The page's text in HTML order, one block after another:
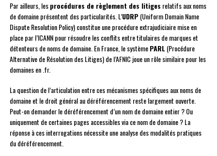
Par ailleurs, lesprocédures de règlement des litiges relatifs aux noms
de domaine présentent des particularités. L’UDRP (Uniform Domain Name
Dispute Resolution Policy) constitue une procédure extrajudiciaire mise en
place par l’ICANN pour résoudre les conflits entre titulaires de marques et
détenteurs de noms de domaine. En France, le systèmePARL (Procédure
Alternative de Résolution des Litiges) de l’AFNIC joue un rôle similaire pour les
domaines en .fr.
La question de l’articulation entre ces mécanismes spécifiques aux noms de
domaine et le droit général au déréférencement reste largement ouverte.
Peut-on demander le déréférencement d’un nom de domaine entier ? Ou
uniquement de certaines pages accessibles via ce nom de domaine ? La
réponse à ces interrogations nécessite une analyse des modalités pratiques
du déréférencement.